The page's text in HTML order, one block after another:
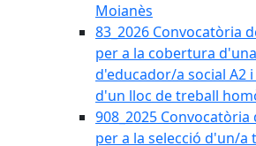
Moianès
83_2026 Convocatòria
per a la cobertura
d'educador/a social A2
d'un lloc de treball
908_2025
per a la selecció d'un/